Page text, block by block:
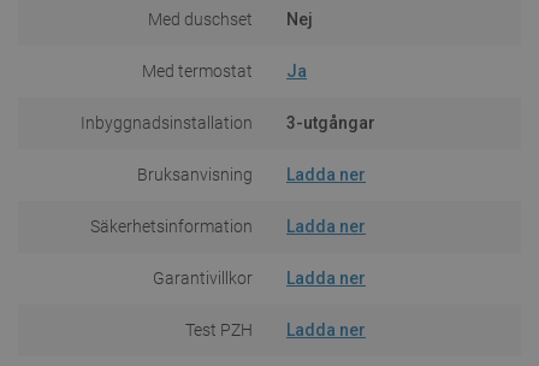
Med duschset Nej
Med termostat Ja
Inbyggnadsinstallation 3-utgångar
Bruksanvisning Ladda ner
Säkerhetsinformation Ladda ner
Garantivillkor Ladda ner
Test PZH Ladda ner